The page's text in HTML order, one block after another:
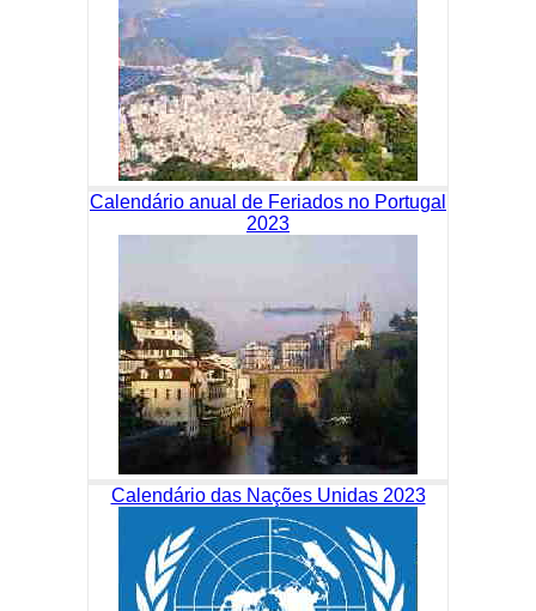
Calendário anual de Feriados no Portugal
2023
Calendário das Nações Unidas 2023